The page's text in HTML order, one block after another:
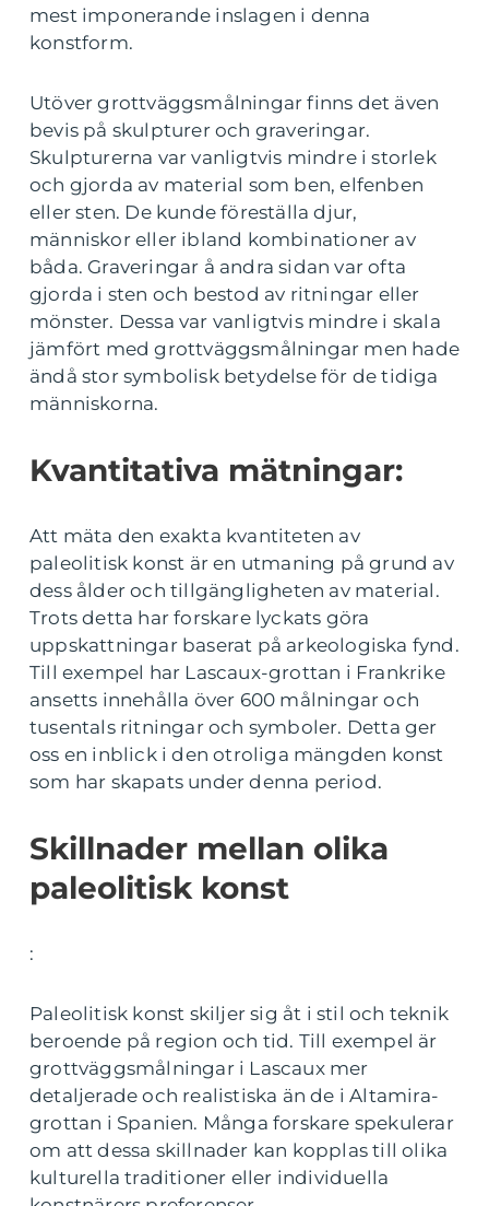
mest imponerande inslagen i denna
konstform.
Utöver grottväggsmålningar finns det även
bevis på skulpturer och graveringar.
Skulpturerna var vanligtvis mindre i storlek
och gjorda av material som ben, elfenben
eller sten. De kunde föreställa djur,
människor eller ibland kombinationer av
båda. Graveringar å andra sidan var ofta
gjorda i sten och bestod av ritningar eller
mönster. Dessa var vanligtvis mindre i skala
jämfört med grottväggsmålningar men hade
ändå stor symbolisk betydelse för de tidiga
människorna.
Kvantitativa mätningar:
Att mäta den exakta kvantiteten av
paleolitisk konst är en utmaning på grund av
dess ålder och tillgängligheten av material.
Trots detta har forskare lyckats göra
uppskattningar baserat på arkeologiska fynd.
Till exempel har Lascaux-grottan i Frankrike
ansetts innehålla över 600 målningar och
tusentals ritningar och symboler. Detta ger
oss en inblick i den otroliga mängden konst
som har skapats under denna period.
Skillnader mellan olika
paleolitisk konst
:
Paleolitisk konst skiljer sig åt i stil och teknik
beroende på region och tid. Till exempel är
grottväggsmålningar i Lascaux mer
detaljerade och realistiska än de i Altamira-
grottan i Spanien. Många forskare spekulerar
om att dessa skillnader kan kopplas till olika
kulturella traditioner eller individuella